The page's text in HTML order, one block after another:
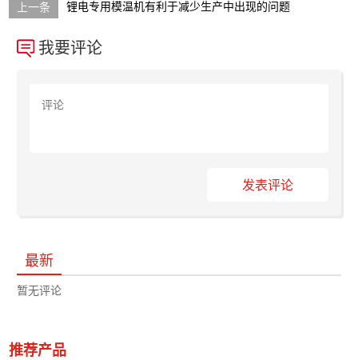
锂电专用模温机有利于减少生产中出现的问题
我要评论
发表评论
最新
暂无评论
推荐产品